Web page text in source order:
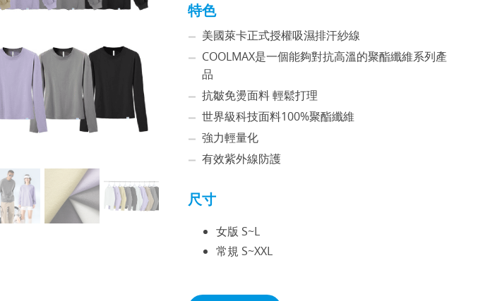
特色
美國萊卡正式授權吸濕排汗紗線
COOLMAX是一個能夠對抗高溫的聚酯纖維系列產
品
抗皺免燙面料 輕鬆打理
世界級科技面料100%聚酯纖維
強力輕量化
有效紫外線防護
尺寸
女版 S~L
常規 S~XXL